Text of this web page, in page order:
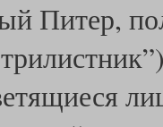
Питер,